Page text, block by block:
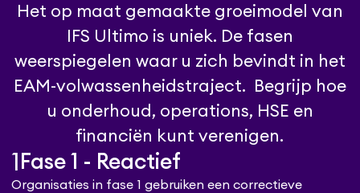
Het op maat gemaakte groeimodel van
IFS Ultimo is uniek. De fasen
weerspiegelen waar u zich bevindt in het
EAM-volwassenheidstraject. Begrijp hoe
u onderhoud, operations, HSE en
financiën kunt verenigen.
1 Fase 1 - Reactief
Organisaties in fase 1 gebruiken een correctieve